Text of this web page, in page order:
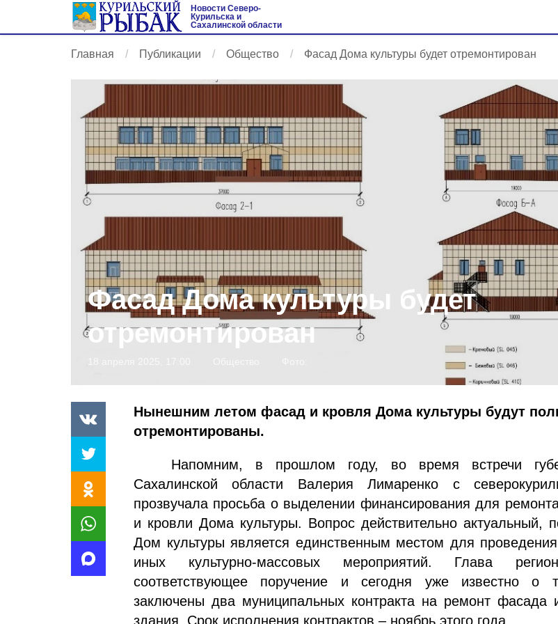
Новости Северо-
Курильска и
Сахалинской области
Главная Публикации Общество Фасад Дома культуры будет отремонтирован
Фасад Дома культуры будет
отремонтирован
Нынешним летом фасад и кровля Дома культуры будут
отремонтированы.
Напомним, в прошлом году, во время встречи
Сахалинской области Валерия Лимаренко с
прозвучала просьба о выделении финансирования для
и кровли Дома культуры. Вопрос действительно актуальный,
Дом культуры является единственным местом для
иных культурно-массовых мероприятий. Глава
соответствующее поручение и сегодня уже известно о
заключены два муниципальных контракта на ремонт фасада
здания. Срок исполнения контрактов – ноябрь этого года.